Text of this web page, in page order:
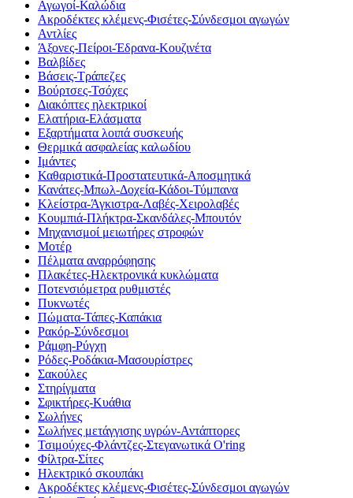
Αγωγοί-Καλώδια
Ακροδέκτες κλέμενς-Φισέτες-Σύνδεσμοι αγωγών
Αντλίες
Άξονες-Πείροι-Έδρανα-Κουζινέτα
Βαλβίδες
Βάσεις-Τράπεζες
Βούρτσες-Τσόχες
Διακόπτες ηλεκτρικοί
Ελατήρια-Ελάσματα
Εξαρτήματα λοιπά συσκευής
Θερμικά ασφαλείας καλωδίου
Ιμάντες
Καθαριστικά-Προστατευτικά-Αποσμητικά
Κανάτες-Μπωλ-Δοχεία-Κάδοι-Τύμπανα
Κλείστρα-Άγκιστρα-Λαβές-Χειρολαβές
Κουμπιά-Πλήκτρα-Σκανδάλες-Μπουτόν
Μηχανισμοί μειωτήρες στροφών
Μοτέρ
Πέλματα αναρρόφησης
Πλακέτες-Ηλεκτρονικά κυκλώματα
Ποτενσιόμετρα ρυθμιστές
Πυκνωτές
Πώματα-Τάπες-Καπάκια
Ρακόρ-Σύνδεσμοι
Ράμφη-Ρύγχη
Ρόδες-Ροδάκια-Μασουρίστρες
Σακούλες
Στηρίγματα
Σφικτήρες-Κυάθια
Σωλήνες
Σωλήνες μετάγγισης υγρών-Αντάπτορες
Τσιμούχες-Φλάντζες-Στεγανωτικά O'ring
Φίλτρα-Σίτες
Ηλεκτρικό σκουπάκι
Ακροδέκτες κλέμενς-Φισέτες-Σύνδεσμοι αγωγών